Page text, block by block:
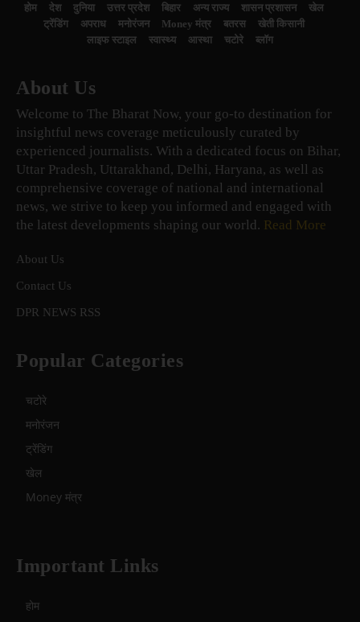
होम देश दुनिया उत्तर प्रदेश बिहार अन्य राज्य शासन प्रशासन
खेल
ट्रेंडिंग
अपराध मनोरंजन Money मंत्र बतरस
खेती किसानी
लाइफ स्टाइल
स्वास्थ्य आस्था चटोरे ब्लॉग
About Us
Welcome to The Bharat Now, your go-to destination for
insightful news coverage meticulously curated by
experienced journalists. With a dedicated focus on Bihar,
Uttar Pradesh, Uttarakhand, Delhi, Haryana, as well as
comprehensive coverage of national and international
news, we strive to keep you informed and engaged with
the latest developments shaping our world. Read More
About Us
Contact Us
DPR NEWS RSS
Popular Categories
चटोरे
मनोरंजन
ट्रेंडिंग
खेल
Money मंत्र
Important Links
होम